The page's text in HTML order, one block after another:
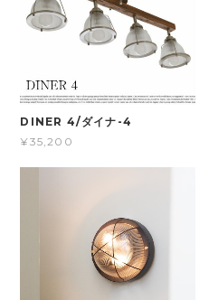
DINER 4/ダイナ-4
¥35,200